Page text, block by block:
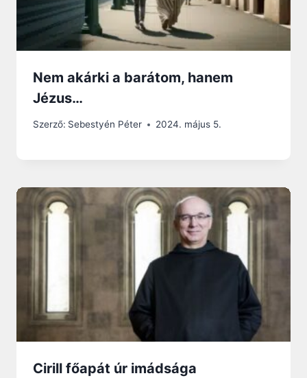
Nem akárki a barátom, hanem
Jézus…
Szerző: Sebestyén Péter 2024. május 5.
Cirill főapát úr imádsága